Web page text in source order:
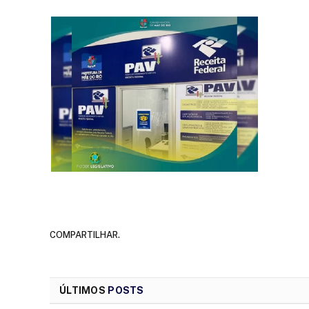
COMPARTILHAR.
ÚLTIMOS POSTS